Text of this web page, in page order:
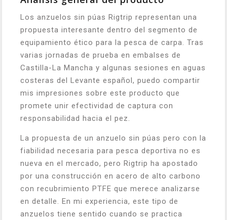
Los anzuelos sin púas Rigtrip representan una
propuesta interesante dentro del segmento de
equipamiento ético para la pesca de carpa. Tras
varias jornadas de prueba en embalses de
Castilla-La Mancha y algunas sesiones en aguas
costeras del Levante español, puedo compartir
mis impresiones sobre este producto que
promete unir efectividad de captura con
responsabilidad hacia el pez.
La propuesta de un anzuelo sin púas pero con la
fiabilidad necesaria para pesca deportiva no es
nueva en el mercado, pero Rigtrip ha apostado
por una construcción en acero de alto carbono
con recubrimiento PTFE que merece analizarse
en detalle. En mi experiencia, este tipo de
anzuelos tiene sentido cuando se practica